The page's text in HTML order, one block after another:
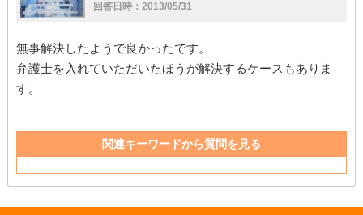
回答日時：2013/05/31
無事解決したようで良かったです。
弁護士を入れていただいたほうが解決するケースもありま
す。
関連キーワードから質問を見る